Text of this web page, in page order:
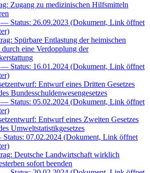
Zugang zu medizinischen Hilfsmitteln
Status: 26.09.2023 (Dokument, Link öffnet
Spürbare Entlastung der heimischen
eine Verdopplung der
Status: 16.01.2024 (Dokument, Link öffnet
Entwurf eines Dritten Gesetzes
Bundesschuldenwesengesetzes
Status: 05.02.2024 (Dokument, Link öffnet
Entwurf eines Zweiten Gesetzes
Umweltstatistikgesetzes
07.02.2024 (Dokument, Link öffnet
Deutsche Landwirtschaft wirklich
sofort beenden